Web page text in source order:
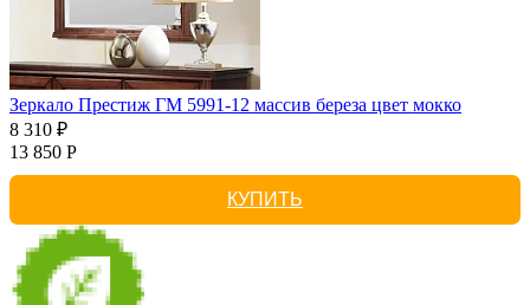
Зеркало Престиж ГМ 5991-12 массив береза цвет мокко
8 310 ₽
13 850 Р
КУПИТЬ